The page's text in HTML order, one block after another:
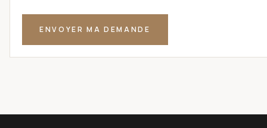
ENVOYER MA DEMANDE